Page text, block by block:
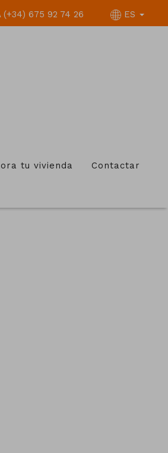
(+34) 675 92 74 26 ES
tu vivienda Contactar